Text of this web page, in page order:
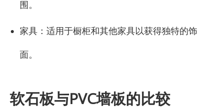
围。
家具：适用于橱柜和其他家具以获得独特的饰
面。
软石板与PVC墙板的比较